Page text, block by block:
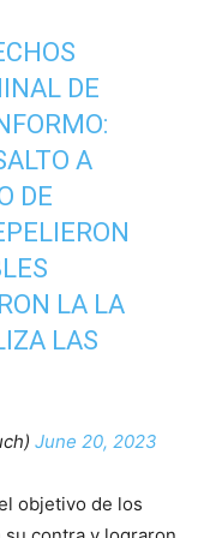
DE
A
DE
LA LA
LAS
June 20, 2023
objetivo de los